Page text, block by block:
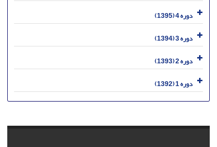
دوره 4 (1395)
دوره 3 (1394)
دوره 2 (1393)
دوره 1 (1392)